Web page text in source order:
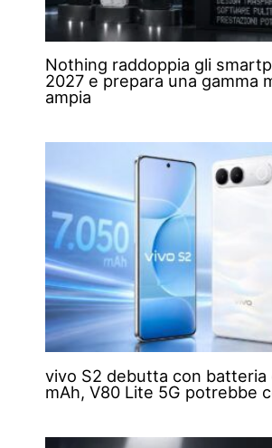
Nothing raddoppia gli
2027 e prepara una gamma
ampia
vivo S2 debutta con batteria
mAh, V80 Lite 5G potrebbe